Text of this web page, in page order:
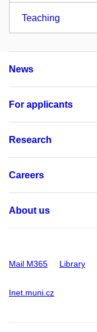
Teaching
News
For applicants
Research
Careers
About us
Mail M365 Library
Inet.muni.cz